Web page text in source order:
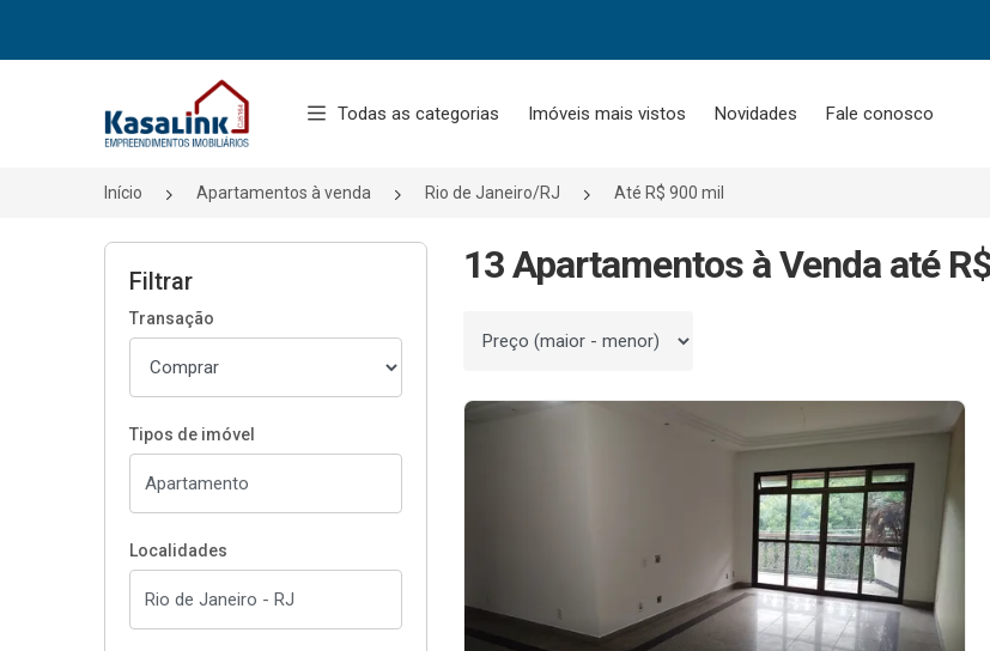
Página inicial
Todas as categorias Imóveis mais vistos Novidades Fale conosco
Início Apartamentos à venda Rio de Janeiro/RJ Até R$ 900 mil
Filtrar
Transação
Tipos de imóvel
Localidades
13 Apartamentos à Venda até
Ordenar por